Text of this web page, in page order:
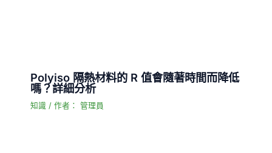
Polyiso 隔熱材料的 R 值會隨著時間而降低
嗎？詳細分析
知識 / 作者： 管理員